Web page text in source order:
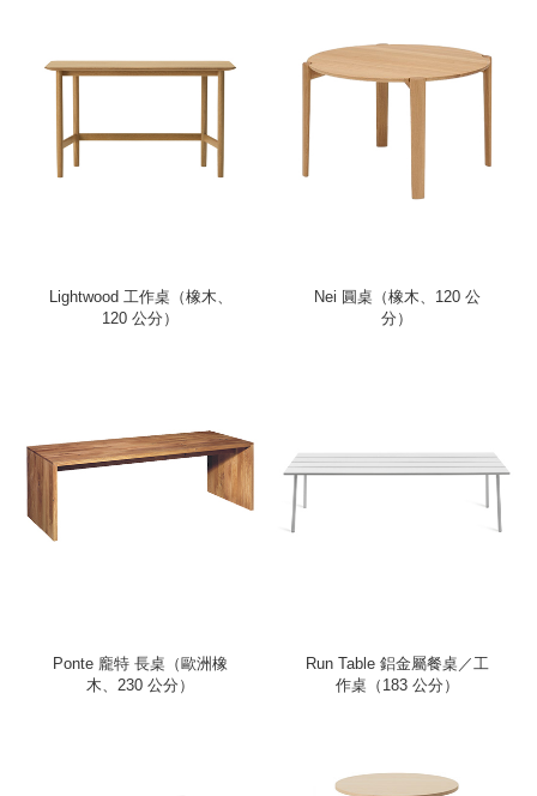
Lightwood 工作桌（橡木、
120 公分）
Nei 圓桌（橡木、120 公
分）
Ponte 龐特 長桌（歐洲橡
木、230 公分）
Run Table 鋁金屬餐桌／工
作桌（183 公分）